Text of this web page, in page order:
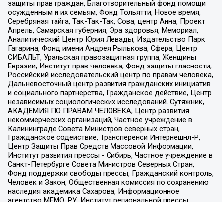
защиты прав граждан, Благотворительный фонд помощи
осужденным и их семьям, Фонд Тольятти, Новое время,
Серебряная тайга, Так-Так-Так, Сова, центр Анна, Проект
Апрель, Самарская губерния, Эра здоровья, Мемориал,
Аналитический Центр Юрия Левады, Издательство Парк
Гагарина, Фонд имени Андрея Рылькова, Сфера, Центр
СИБАЛЬТ, Уральская правозащитная группа, Женщины
Евразии, Институт прав человека, Фонд защиты гласности,
Российский исследовательский центр по правам человека,
Дальневосточный центр развития гражданских инициатив
и социального партнерства, Гражданское действие, Центр
независимых социологических исследований, Сутяжник,
АКАДЕМИЯ ПО ПРАВАМ ЧЕЛОВЕКА, Центр развития
некоммерческих организаций, Частное учреждение в
Калининграде Совета Министров северных стран,
Гражданское содействие, Трансперенси Интернешнл-Р,
Центр Защиты Прав Средств Массовой Информации,
Институт развития прессы - Сибирь, Частное учреждение в
Санкт-Петербурге Совета Министров Северных Стран,
Фонд поддержки свободы прессы, Гражданский контроль,
Человек и Закон, Общественная комиссия по сохранению
наследия академика Сахарова, Информационное